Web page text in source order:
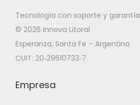
Tecnología con soporte y garantía
© 2026 Innova Litoral
Esperanza, Santa Fe – Argentina
CUIT: 20‑29610733‑7
Empresa